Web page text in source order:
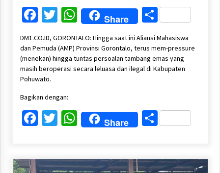
Facebook
Twitter
WhatsApp
Share Share
DM1.CO.ID, GORONTALO: Hingga saat ini Aliansi Mahasiswa
dan Pemuda (AMP) Provinsi Gorontalo, terus mem-pressure
(menekan) hingga tuntas persoalan tambang emas yang
masih beroperasi secara leluasa dan ilegal di Kabupaten
Pohuwato.
Bagikan dengan:
Facebook
Twitter
WhatsApp
Share Share